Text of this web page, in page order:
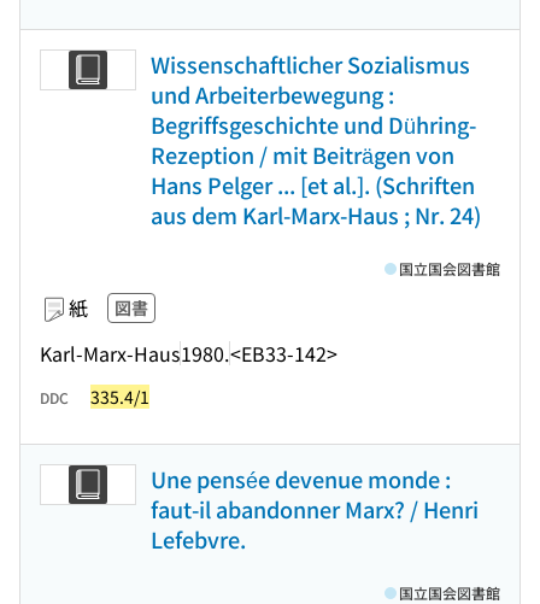
Wissenschaftlicher Sozialismus
und Arbeiterbewegung :
Begriffsgeschichte und Dühring-
Rezeption / mit Beiträgen von
Hans Pelger ... [et al.]. (Schriften
aus dem Karl-Marx-Haus ; Nr. 24)
紙 図書
Karl-Marx-Haus1980.<EB33-142>
国立国会図書館
DDC 335.4/1
Une pensée devenue monde :
faut-il abandonner Marx? / Henri
Lefebvre.
国立国会図書館